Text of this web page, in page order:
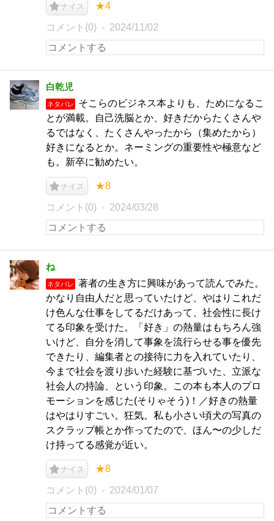
ナイス ★4
コメント(0) 2024/11/02
白乾児
ネタバレ
そこらのビジネス本よりも、ためになるこ
とが満載。自己洗脳とか、好きだからたくさんや
るではなく、たくさんやったから（集めたから）
好きになるとか。ネーミングの重要性や極意など
も。新卒に勧めたい。
ナイス ★8
コメント(0) 2024/03/28
ね
ネタバレ
著者の生き方に興味があって読んでみた。
かなり自由人だと思っていたけど、やはりこれだ
け色んな仕事をしてるだけあって、社会性に長け
てる印象を受けた。「好き」の熱量はもちろん強
いけど、自分を消して事象を流行らせる事を優先
できたり、編集者との接待に力を入れていたり、
今まで社会を渡り歩いた経験に基づいた、立派な
社会人の持論、という印象。この本も本人のプロ
モーションを感じた(そりゃそう)！／好きの熱量
はやはりすごい。狂気。私も小さい頃犬の写真の
スクラップ帳とか作ってたので、ほん〜の少しだ
け持ってる感覚が近い。
ナイス ★8
コメント(0) 2024/01/07